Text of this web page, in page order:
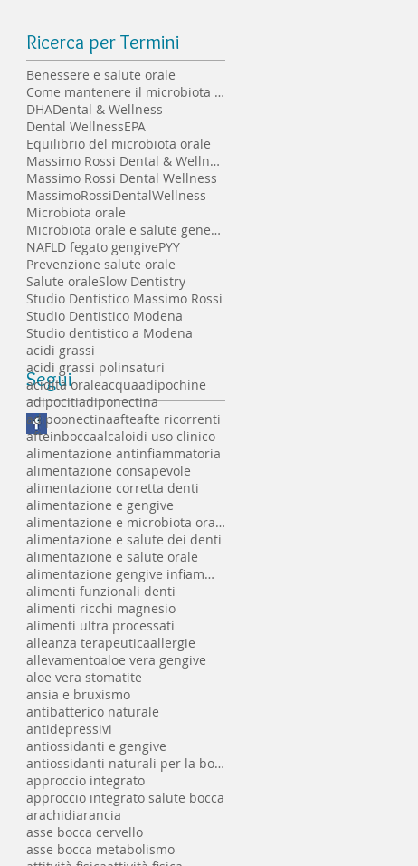
Ricerca per Termini
Segui
Benessere e salute orale
Come mantenere il microbiota orale sano
DHADental & Wellness
Dental WellnessEPA
Equilibrio del microbiota orale
Massimo Rossi Dental & Wellness
Massimo Rossi Dental Wellness
MassimoRossiDentalWellness
Microbiota orale
Microbiota orale e salute generale
NAFLD fegato gengivePYY
Prevenzione salute orale
Salute oraleSlow Dentistry
Studio Dentistico Massimo Rossi
Studio Dentistico Modena
Studio dentistico a Modena
acidi grassi
acidi grassi polinsaturi
acidità oraleacquaadipochine
adipocitiadiponectina
adipoonectinaafteafte ricorrenti
afteinboccaalcaloidi uso clinico
alimentazione antinfiammatoria
alimentazione consapevole
alimentazione corretta denti
alimentazione e gengive
alimentazione e microbiota orale
alimentazione e salute dei denti
alimentazione e salute orale
alimentazione gengive infiammate
alimenti funzionali denti
alimenti ricchi magnesio
alimenti ultra processati
alleanza terapeuticaallergie
allevamentoaloe vera gengive
aloe vera stomatite
ansia e bruxismo
antibatterico naturale
antidepressivi
antiossidanti e gengive
antiossidanti naturali per la bocca
approccio integrato
approccio integrato salute bocca
arachidiarancia
asse bocca cervello
asse bocca metabolismo